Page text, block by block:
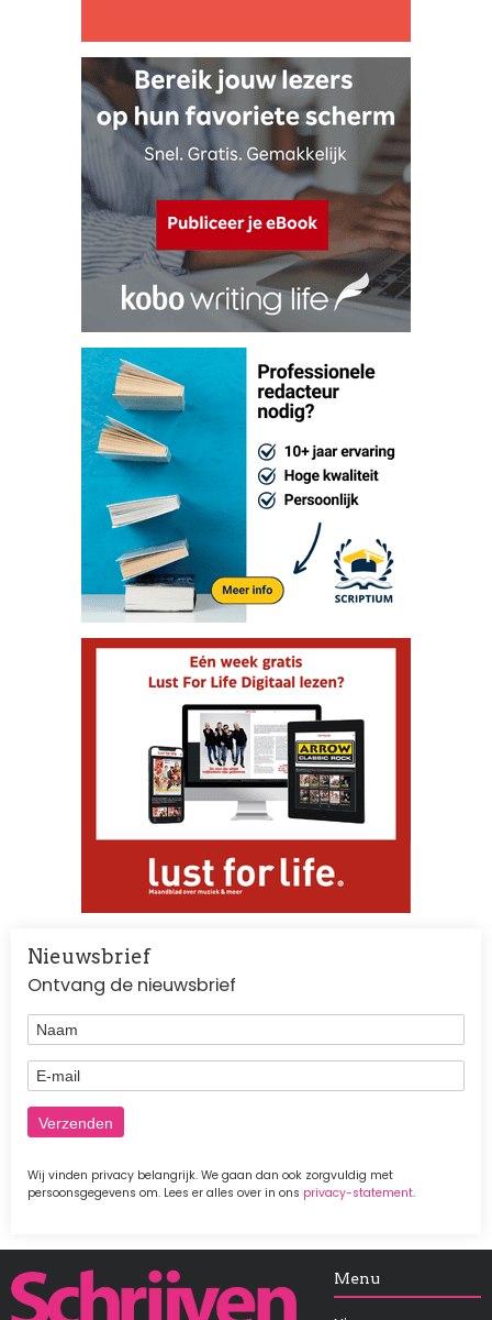
Nieuwsbrief
Ontvang de nieuwsbrief
Naam
E-mail
Wij vinden privacy belangrijk. We gaan dan ook zorgvuldig met
persoonsgegevens om. Lees er alles over in ons privacy-statement.
Afbeelding Menu